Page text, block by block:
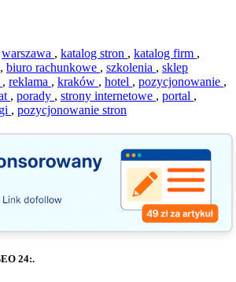
warszawa , katalog stron , katalog firm ,
, biuro rachunkowe , szkolenia , sklep
, reklama , kraków , hotel , pozycjonowanie ,
, porady , strony internetowe , portal ,
, pozycjonowanie stron
24:.